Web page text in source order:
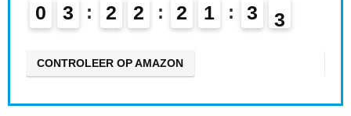
0 3 2 2 2 1 3
1
2
CONTROLEER OP AMAZON